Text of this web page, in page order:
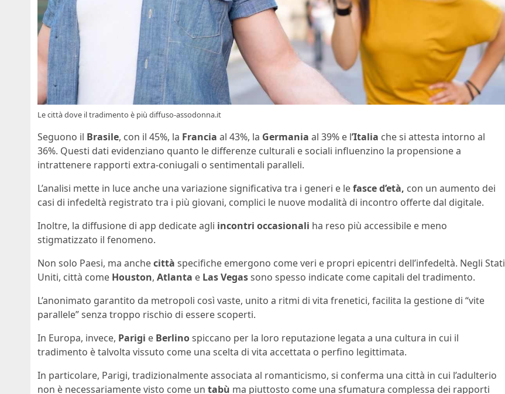
Le città dove il tradimento è più diffuso-assodonna.it
Seguono il Brasile, con il 45%, la Francia al 43%, la Germania al 39% e l’Italia che si attesta intorno al
36%. Questi dati evidenziano quanto le differenze culturali e sociali influenzino la propensione a
intrattenere rapporti extra-coniugali o sentimentali paralleli.
L’analisi mette in luce anche una variazione significativa tra i generi e lefasce d’età, con un aumento dei
casi di infedeltà registrato tra i più giovani, complici le nuove modalità di incontro offerte dal digitale.
Inoltre, la diffusione di app dedicate agli incontri occasionali ha reso più accessibile e meno
stigmatizzato il fenomeno.
Non solo Paesi, ma anchecittà specifiche emergono come veri e propri epicentri dell’infedeltà. Negli Stati
Uniti, città come Houston, Atlanta e Las Vegassono spesso indicate come capitali del tradimento.
L’anonimato garantito da metropoli così vaste, unito a ritmi di vita frenetici, facilita la gestione di “vite
parallele” senza troppo rischio di essere scoperti.
In Europa, invece, Parigi e Berlinospiccano per la loro reputazione legata a una cultura in cui il
tradimento è talvolta vissuto come una scelta di vita accettata o perfino legittimata.
In particolare, Parigi, tradizionalmente associata al romanticismo, si conferma una città in cui l’adulterio
non è necessariamente visto come un tabù ma piuttosto come una sfumatura complessa dei rapporti